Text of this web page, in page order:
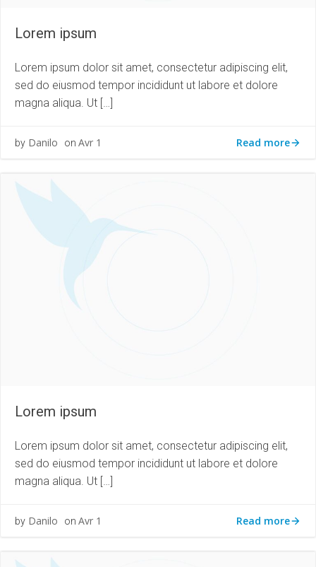
Lorem ipsum
Lorem ipsum dolor sit amet, consectetur adipiscing elit,
sed do eiusmod tempor incididunt ut labore et dolore
magna aliqua. Ut […]
by Danilo on Avr 1 Read more
Lorem ipsum
Lorem ipsum dolor sit amet, consectetur adipiscing elit,
sed do eiusmod tempor incididunt ut labore et dolore
magna aliqua. Ut […]
by Danilo on Avr 1 Read more